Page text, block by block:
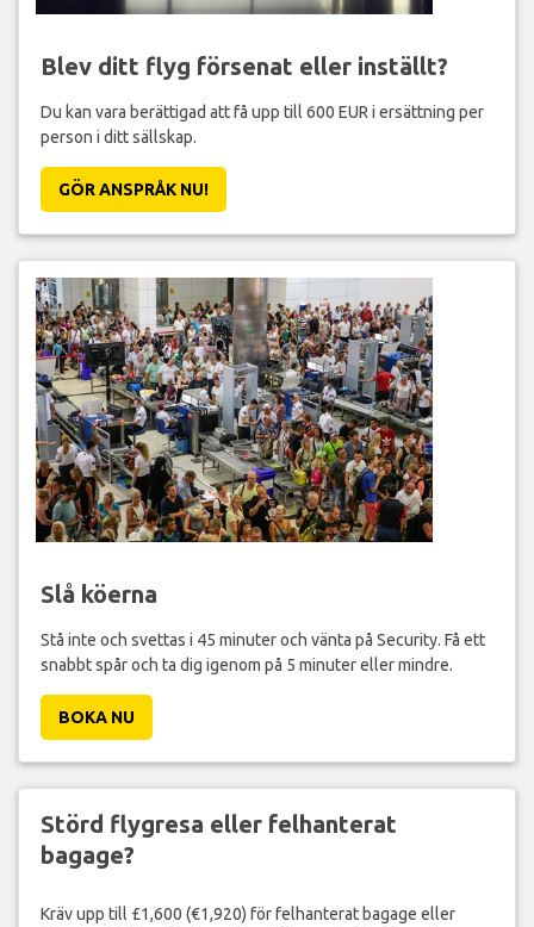
Blev ditt flyg försenat eller inställt?
Du kan vara berättigad att få upp till 600 EUR i ersättning per
person i ditt sällskap.
GÖR ANSPRÅK NU!
Slå köerna
Stå inte och svettas i 45 minuter och vänta på Security. Få ett
snabbt spår och ta dig igenom på 5 minuter eller mindre.
BOKA NU
Störd flygresa eller felhanterat
bagage?
Kräv upp till £1,600 (€1,920) för felhanterat bagage eller